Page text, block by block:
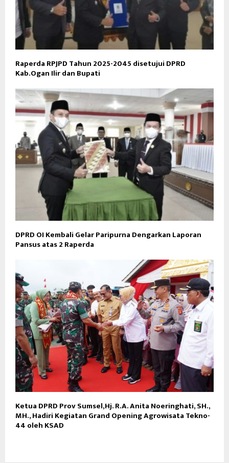
Raperda RPJPD Tahun 2025-2045 disetujui DPRD
Kab.Ogan Ilir dan Bupati
DPRD OI Kembali Gelar Paripurna Dengarkan Laporan
Pansus atas 2 Raperda
Ketua DPRD Prov Sumsel,Hj. R.A. Anita Noeringhati, SH.,
MH., Hadiri Kegiatan Grand Opening Agrowisata Tekno-
44 oleh KSAD